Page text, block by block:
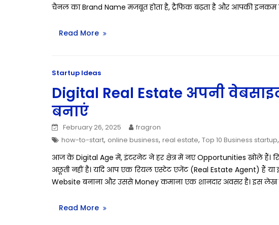
चैनल का Brand Name मजबूत होता है, ट्रैफिक बढ़ता है और आपकी
Read More
Startup Ideas
Digital Real Estate अपनी
बनाएं
February 26, 2025
fragron
how-to-start, online business, real estate, Top 10 Business startup,
आज के Digital Age में, इंटरनेट ने हर क्षेत्र में नए Opportunities खोले हैं।
अछूती नहीं है। यदि आप एक रियल एस्टेट एजेंट (Real Estate Agent) हैं या
Website बनाना और उससे Money कमाना एक शानदार अवसर है। इस
Read More